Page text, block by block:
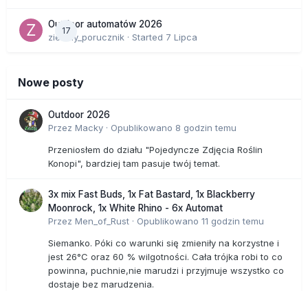
17
Outdoor automatów 2026
zielony_porucznik · Started 7 Lipca
Nowe posty
Outdoor 2026
Przez Macky · Opublikowano 8 godzin temu
Przeniosłem do działu "Pojedyncze Zdjęcia Roślin
Konopi", bardziej tam pasuje twój temat.
3x mix Fast Buds, 1x Fat Bastard, 1x Blackberry
Moonrock, 1x White Rhino - 6x Automat
Przez Men_of_Rust · Opublikowano 11 godzin temu
Siemanko. Póki co warunki się zmieniły na korzystne i
jest 26°C oraz 60 % wilgotności. Cała trójka robi to co
powinna, puchnie,nie marudzi i przyjmuje wszystko co
dostaje bez marudzenia.